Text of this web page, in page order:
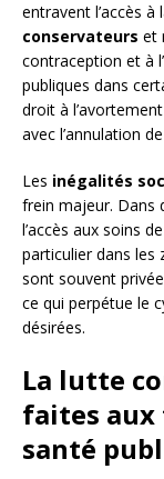
entravent l’accès
conservateurs et
contraception et à
publiques dans
droit à
avec l’annulation
Les inégalités
frein majeur. Dans
l’accès aux soins
particulier dans les
sont souvent
ce qui perpétue le
désirées.
La lutte
faites aux
santé